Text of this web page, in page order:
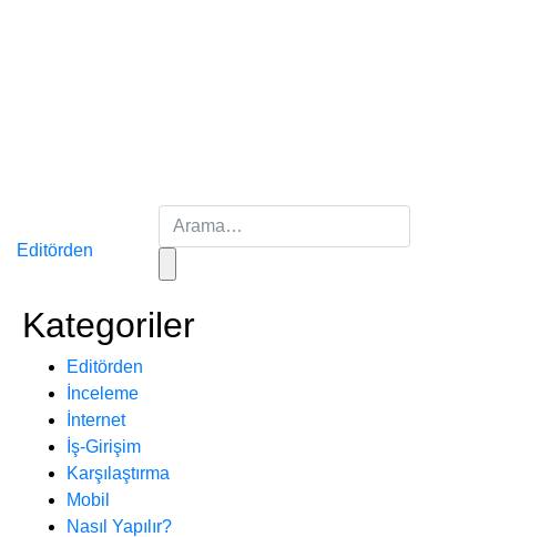
Editörden
Kategoriler
Editörden
İnceleme
İnternet
İş-Girişim
Karşılaştırma
Mobil
Nasıl Yapılır?